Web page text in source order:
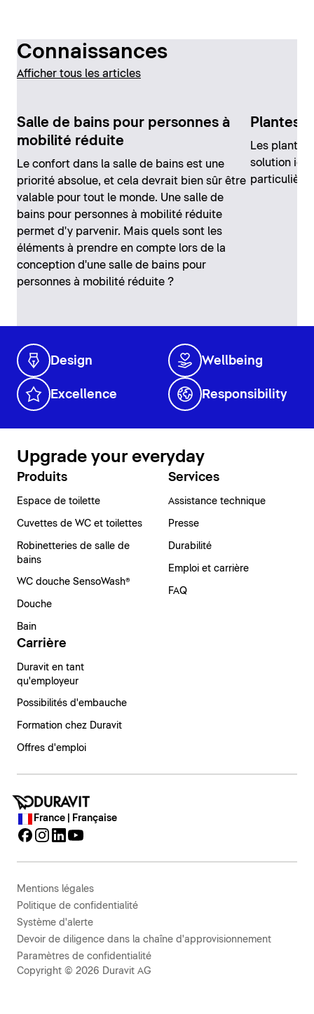
Connaissances
Afficher tous les articles
Salle de bains pour personnes à
mobilité réduite
Le confort dans la salle de bains est une
priorité absolue, et cela devrait bien sûr être
valable pour tout le monde. Une salle de
bains pour personnes à mobilité réduite
permet d'y parvenir. Mais quels sont les
éléments à prendre en compte lors de la
conception d'une salle de bains pour
personnes à mobilité réduite ?
Plantes
Les plantes
solution
Design Wellbeing
Excellence Responsibility
Upgrade your everyday
Produits
Espace de toilette
Cuvettes de WC et toilettes
Robinetteries de salle de
bains
WC douche SensoWash®
Douche
Bain
Services
Assistance technique
Presse
Durabilité
Emploi et carrière
FAQ
Carrière
Duravit en tant
qu'employeur
Possibilités d'embauche
Formation chez Duravit
Offres d'emploi
France | Française
Mentions légales
Politique de confidentialité
Système d'alerte
Devoir de diligence dans la chaîne d'approvisionnement
Paramètres de confidentialité
Copyright © 2026 Duravit AG